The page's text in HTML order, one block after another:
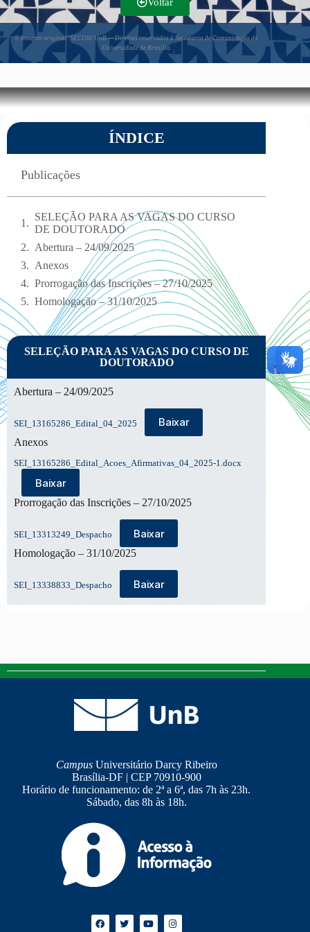
©Imagem original: SECOM/UnB — Direitos reservados à Secretaria de Comunicação da
Universidade de Brasília.
ÍNDICE
Publicações
SELEÇÃO PARA AS VAGAS DO CURSO
DE DOUTORADO
Abertura – 24/09/2025
Anexos
Prorrogação das Inscrições – 27/10/2025
Homologação – 31/10/2025
SELEÇÃO PARA AS VAGAS DO CURSO DE
DOUTORADO
Abertura – 24/09/2025
SEI_13165286_Edital_04_2025 Baixar
Anexos
SEI_13165286_Edital_Acoes_Afirmativas_04_2025-1.docx
Baixar
Prorrogação das Inscrições – 27/10/2025
SEI_13313249_Despacho Baixar
Homologação – 31/10/2025
SEI_13338833_Despacho Baixar
CampusUniversitário Darcy Ribeiro
Brasília-DF | CEP 70910-900
Horário de funcionamento: de 2ª a 6ª, das 7h às 23h.
Sábado, das 8h às 18h.